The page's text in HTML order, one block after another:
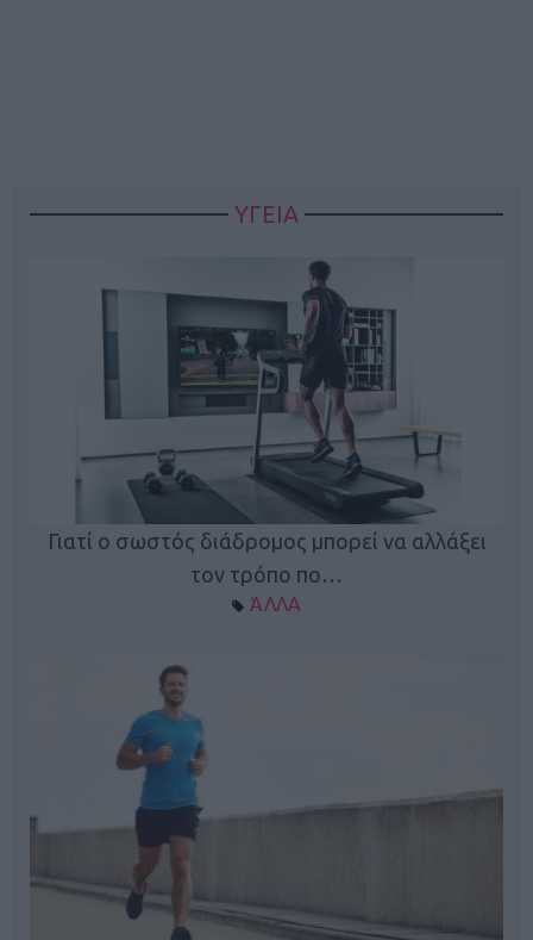
ΥΓΕΙΑ
Γιατί ο σωστός διάδρομος μπορεί να αλλάξει
τον τρόπο πο…
ΆΛΛΑ